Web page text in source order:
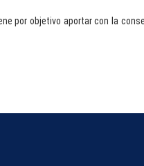
por objetivo aportar con la